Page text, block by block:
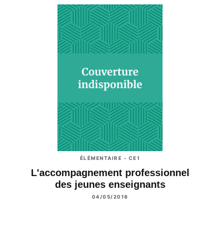
ÉLÉMENTAIRE - CE1
L'accompagnement professionnel
des jeunes enseignants
04/05/2016